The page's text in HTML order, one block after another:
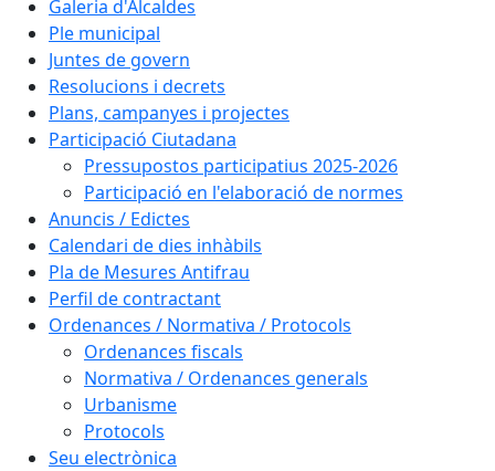
Galeria d'Alcaldes
Ple municipal
Juntes de govern
Resolucions i decrets
Plans, campanyes i projectes
Participació Ciutadana
Pressupostos participatius 2025-2026
Participació en l'elaboració de normes
Anuncis / Edictes
Calendari de dies inhàbils
Pla de Mesures Antifrau
Perfil de contractant
Ordenances / Normativa / Protocols
Ordenances fiscals
Normativa / Ordenances generals
Urbanisme
Protocols
Seu electrònica